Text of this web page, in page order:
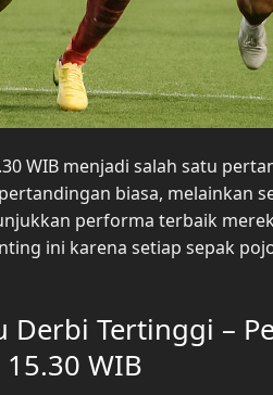
WIB menjadi salah satu
biasa, melainkan
performa terbaik
ini karena setiap sepak
Tertinggi –
WIB